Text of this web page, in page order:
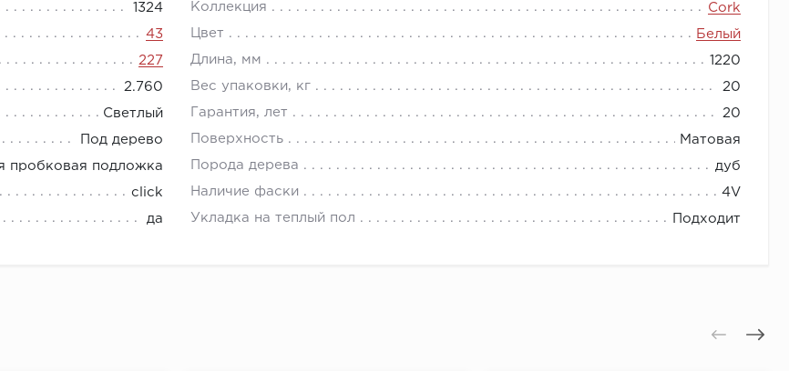
1324 Коллекция Cork
43 Цвет Белый
227 Длина, мм 1220
2.760 Вес упаковки, кг 20
Светлый Гарантия, лет 20
Под дерево Поверхность Матовая
пробковая подложка Порода дерева дуб
click Наличие фаски 4V
да Укладка на теплый пол Подходит